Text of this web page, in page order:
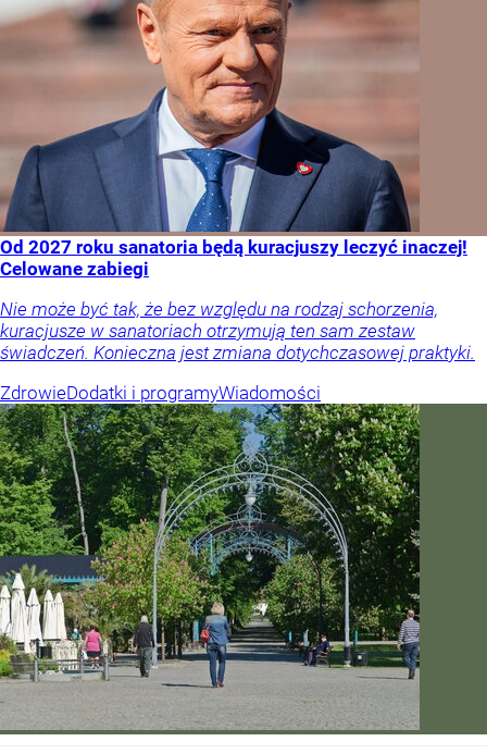
Od 2027 roku sanatoria będą kuracjuszy leczyć inaczej!
Celowane zabiegi
Nie może być tak, że bez względu na rodzaj schorzenia,
kuracjusze w sanatoriach otrzymują ten sam zestaw
świadczeń. Konieczna jest zmiana dotychczasowej praktyki.
ZdrowieDodatki i programyWiadomości